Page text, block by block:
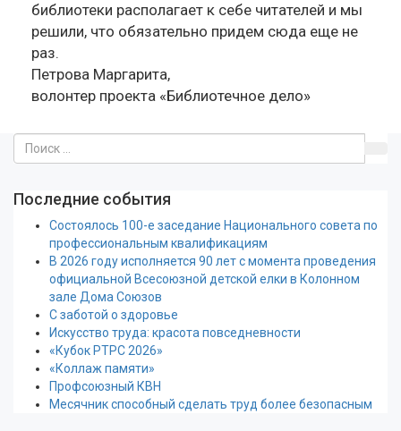
библиотеки располагает к себе читателей и мы
решили, что обязательно придем сюда еще не
раз.
Петрова Маргарита,
волонтер проекта «Библиотечное дело»
Последние события
Состоялось 100-е заседание Национального совета по
профессиональным квалификациям
В 2026 году исполняется 90 лет с момента проведения
официальной Всесоюзной детской елки в Колонном
зале Дома Союзов
С заботой о здоровье
Искусство труда: красота повседневности
«Кубок РТРС 2026»
«Коллаж памяти»
Профсоюзный КВН
Месячник способный сделать труд более безопасным